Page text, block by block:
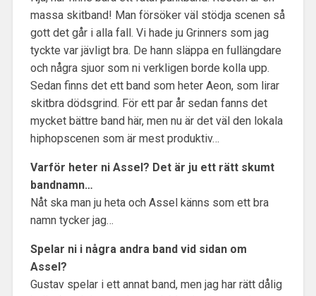
massa skitband! Man försöker väl stödja scenen så
gott det går i alla fall. Vi hade ju Grinners som jag
tyckte var jävligt bra. De hann släppa en fullängdare
och några sjuor som ni verkligen borde kolla upp.
Sedan finns det ett band som heter Aeon, som lirar
skitbra dödsgrind. För ett par år sedan fanns det
mycket bättre band här, men nu är det väl den lokala
hiphopscenen som är mest produktiv…
Varför heter ni Assel? Det är ju ett rätt skumt
bandnamn…
Nåt ska man ju heta och Assel känns som ett bra
namn tycker jag…
Spelar ni i några andra band vid sidan om
Assel?
Gustav spelar i ett annat band, men jag har rätt dålig